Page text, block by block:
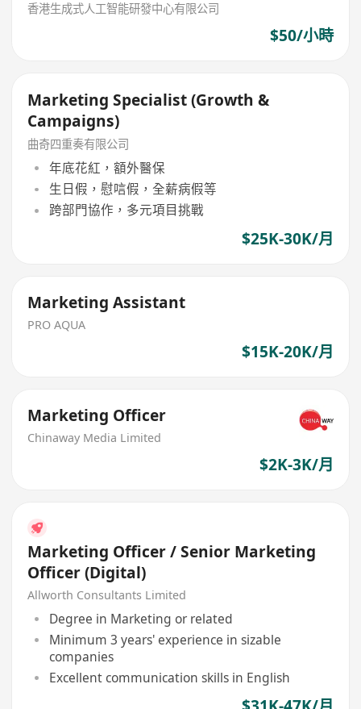
香港生成式人工智能研發中心有限公司
$50/小時
Marketing Specialist (Growth &
Campaigns)
曲奇四重奏有限公司
年底花紅，額外醫保
生日假，慰唁假，全薪病假等
跨部門協作，多元項目挑戰
$25K-30K/月
Marketing Assistant
PRO AQUA
$15K-20K/月
Marketing Officer
Chinaway Media Limited
$2K-3K/月
Marketing Officer / Senior Marketing
Officer (Digital)
Allworth Consultants Limited
Degree in Marketing or related
Minimum 3 years' experience in sizable
companies
Excellent communication skills in English